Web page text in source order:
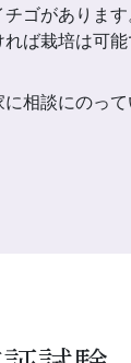
ゴがありま
ば栽培は可
相談にのって